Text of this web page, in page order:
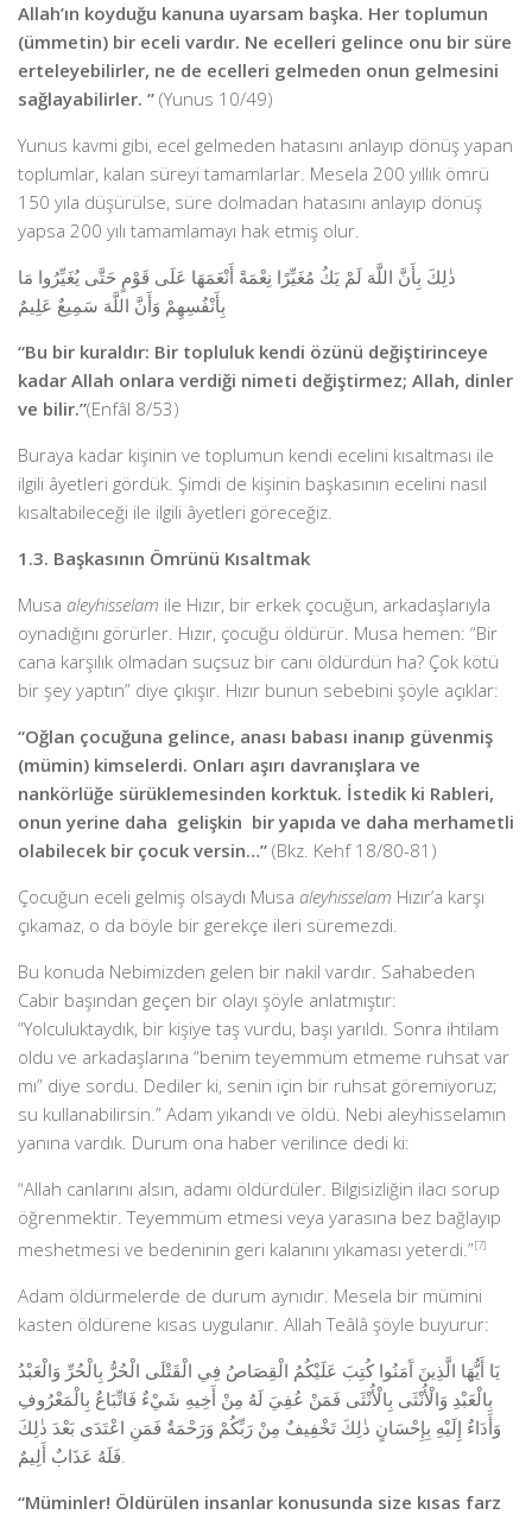
Allah’ın koyduğu kanuna uyarsam başka. Her toplumun
(ümmetin) bir eceli vardır. Ne ecelleri gelince onu bir süre
erteleyebilirler, ne de ecelleri gelmeden onun gelmesini
sağlayabilirler. ” (Yunus 10/49)
Yunus kavmi gibi, ecel gelmeden hatasını anlayıp dönüş yapan
toplumlar, kalan süreyi tamamlarlar. Mesela 200 yıllık ömrü
150 yıla düşürülse, süre dolmadan hatasını anlayıp dönüş
yapsa 200 yılı tamamlamayı hak etmiş olur.
ذٰلِكَ بِأَنَّ اللَّهَ لَمْ يَكُ مُغَيِّرًا نِعْمَةً أَنْعَمَهَا عَلَى قَوْمٍ حَتَّى يُغَيِّرُوا مَا
بِأَنْفُسِهِمْ وَأَنَّ اللَّهَ سَمِيعٌ عَلِيمٌ
“Bu bir kuraldır: Bir topluluk kendi özünü değiştirinceye
kadar Allah onlara verdiği nimeti değiştirmez; Allah, dinler
ve bilir.”(Enfâl 8/53)
Buraya kadar kişinin ve toplumun kendi ecelini kısaltması ile
ilgili âyetleri gördük. Şimdi de kişinin başkasının ecelini nasıl
kısaltabileceği ile ilgili âyetleri göreceğiz.
1.3. Başkasının Ömrünü Kısaltmak
Musa aleyhisselam ile Hızır, bir erkek çocuğun, arkadaşlarıyla
oynadığını görürler. Hızır, çocuğu öldürür. Musa hemen: “Bir
cana karşılık olmadan suçsuz bir canı öldürdün ha? Çok kötü
bir şey yaptın” diye çıkışır. Hızır bunun sebebini şöyle açıklar:
“Oğlan çocuğuna gelince, anası babası inanıp güvenmiş
(mümin) kimselerdi. Onları aşırı davranışlara ve
nankörlüğe sürüklemesinden korktuk. İstedik ki Rableri,
onun yerine daha gelişkin bir yapıda ve daha merhametli
olabilecek bir çocuk versin…” (Bkz. Kehf 18/80-81)
Çocuğun eceli gelmiş olsaydı Musa aleyhisselam Hızır’a karşı
çıkamaz, o da böyle bir gerekçe ileri süremezdi.
Bu konuda Nebimizden gelen bir nakil vardır. Sahabeden
Cabir başından geçen bir olayı şöyle anlatmıştır:
“Yolculuktaydık, bir kişiye taş vurdu, başı yarıldı. Sonra ihtilam
oldu ve arkadaşlarına “benim teyemmüm etmeme ruhsat var
mı” diye sordu. Dediler ki, senin için bir ruhsat göremiyoruz;
su kullanabilirsin.” Adam yıkandı ve öldü. Nebi aleyhisselamın
yanına vardık. Durum ona haber verilince dedi ki:
“Allah canlarını alsın, adamı öldürdüler. Bilgisizliğin ilacı sorup
öğrenmektir. Teyemmüm etmesi veya yarasına bez bağlayıp
meshetmesi ve bedeninin geri kalanını yıkaması yeterdi.”[7]
Adam öldürmelerde de durum aynıdır. Mesela bir mümini
kasten öldürene kısas uygulanır. Allah Teâlâ şöyle buyurur:
يَا أَيُّهَا الَّذِينَ آَمَنُوا كُتِبَ عَلَيْكُمُ الْقِصَاصُ فِي الْقَتْلَى الْحُرُّ بِالْحُرِّ وَالْعَبْدُ
بِالْعَبْدِ وَالْأُنْثَى بِالْأُنْثَى فَمَنْ عُفِيَ لَهُ مِنْ أَخِيهِ شَيْءٌ فَاتِّبَاعٌ بِالْمَعْرُوفِ
وَأَدَاءٌ إِلَيْهِ بِإِحْسَانٍ ذٰلِكَ تَخْفِيفٌ مِنْ رَبِّكُمْ وَرَحْمَةٌ فَمَنِ اعْتَدَى بَعْدَ ذٰلِكَ
فَلَهُ عَذَابٌ أَلِيمٌ.
“Müminler! Öldürülen insanlar konusunda size kısas farz